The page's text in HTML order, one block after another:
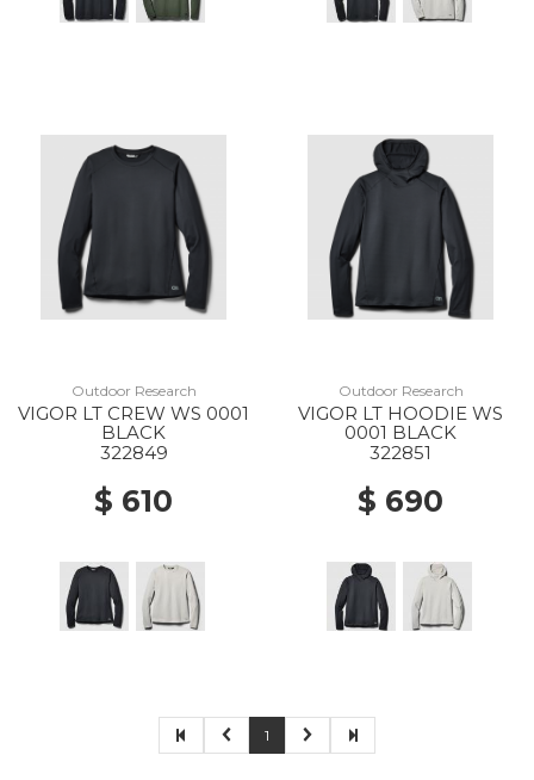
Outdoor Research
VIGOR LT CREW WS 0001
BLACK
322849
$ 610
Outdoor Research
VIGOR LT HOODIE WS
0001 BLACK
322851
$ 690
1